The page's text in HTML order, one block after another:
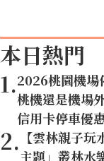
本日熱門
1.2026桃園機場
桃機還是機場
信用卡停車優
2. 【雲林親子
主題」叢林水